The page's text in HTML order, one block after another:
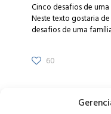
Cinco desafios de
Neste texto gostaria
desafios de uma
60